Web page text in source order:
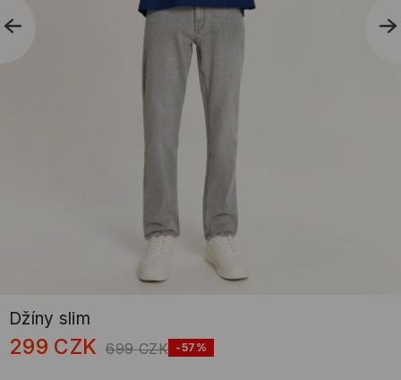
Džíny slim
299 CZK 699 CZK -57%